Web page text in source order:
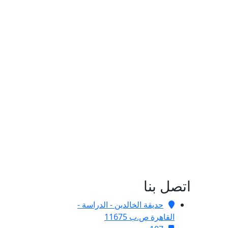
اتصل بنا
حديقة الخالدين - الدراسة -
القاهرة ص.ب 11675